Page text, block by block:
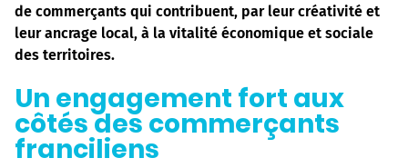
de commerçants qui contribuent, par leur créativité et
leur ancrage local, à la vitalité économique et sociale
des territoires.
Un engagement fort aux
côtés des commerçants
franciliens